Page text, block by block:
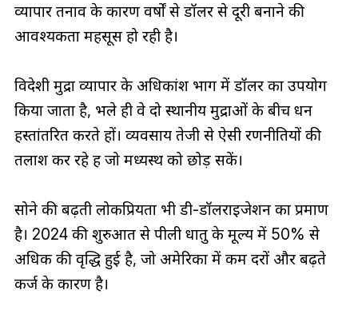
व्यापार तनाव के कारण वर्षों से डॉलर से दूरी बनाने की
आवश्यकता महसूस हो रही है।
विदेशी मुद्रा व्यापार के अधिकांश भाग में डॉलर का उपयोग
किया जाता है, भले ही वे दो स्थानीय मुद्राओं के बीच धन
हस्तांतरित करते हों। व्यवसाय तेजी से ऐसी रणनीतियों की
तलाश कर रहे हैं जो मध्यस्थ को छोड़ सकें।
सोने की बढ़ती लोकप्रियता भी डी-डॉलराइजेशन का प्रमाण
है। 2024 की शुरुआत से पीली धातु के मूल्य में 50% से
अधिक की वृद्धि हुई है, जो अमेरिका में कम दरों और बढ़ते
कर्ज के कारण है।